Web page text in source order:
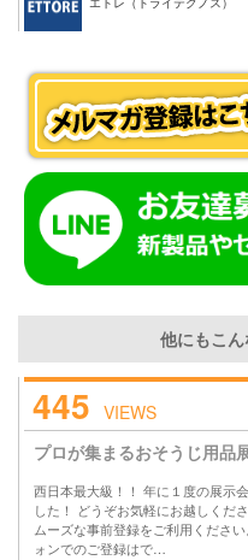
他にもこ
445 VIEWS
プロが集まるおそうじ用品
西日本最大級！！ 年に１度の展示
した！ どうぞお気軽にお越しくだ
ムーズな事前登録をご利用くださ
ォンでのご登録はで…